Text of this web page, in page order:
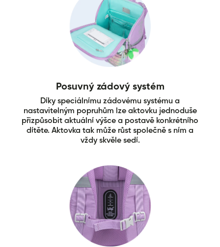
Posuvný zádový systém
Díky speciálnímu zádovému systému a
nastavitelným popruhům lze aktovku jednoduše
přizpůsobit aktuální výšce a postavě konkrétního
dítěte. Aktovka tak může růst společně s ním a
vždy skvěle sedí.